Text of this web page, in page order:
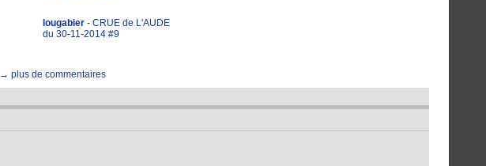
lougabier - CRUE de L'AUDE
du 30-11-2014 #9
→ plus de commentaires